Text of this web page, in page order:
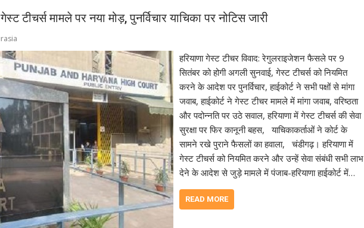
टीचर्स मामले पर नया मोड़, पुनर्विचार याचिका पर नोटिस जारी
हरियाणा गेस्ट टीचर विवाद: रेगुलराइजेशन फैसले पर 9
सितंबर को होगी अगली सुनवाई, गेस्ट टीचर्स को नियमित
करने के आदेश पर पुनर्विचार, हाईकोर्ट ने सभी पक्षों से मांगा
जवाब, हाईकोर्ट ने गेस्ट टीचर मामले में मांगा जवाब, वरिष्ठता
और पदोन्नति पर उठे सवाल, हरियाणा में गेस्ट टीचर्स की सेवा
सुरक्षा पर फिर कानूनी बहस, याचिकाकर्ताओं ने कोर्ट के
सामने रखे पुराने फैसलों का हवाला, चंडीगढ़। हरियाणा में
गेस्ट टीचर्स को नियमित करने और उन्हें सेवा संबंधी सभी लाभ
देने के आदेश से जुड़े मामले में पंजाब-हरियाणा हाईकोर्ट में…
READ MORE